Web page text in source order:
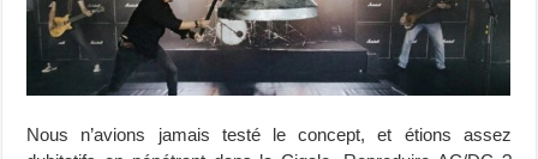
Nous n’avions jamais testé le concept, et étions assez